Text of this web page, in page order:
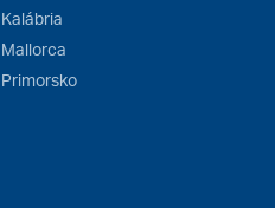
Kalábria
Mallorca
Primorsko